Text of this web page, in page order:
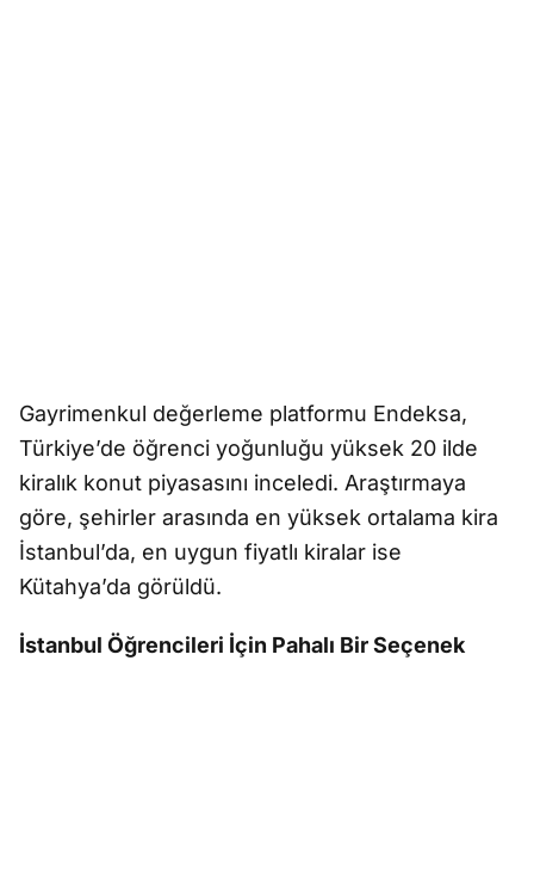
Gayrimenkul değerleme platformu Endeksa,
Türkiye’de öğrenci yoğunluğu yüksek 20 ilde
kiralık konut piyasasını inceledi. Araştırmaya
göre, şehirler arasında en yüksek ortalama kira
İstanbul’da, en uygun fiyatlı kiralar ise
Kütahya’da görüldü.
İstanbul Öğrencileri İçin Pahalı Bir Seçenek